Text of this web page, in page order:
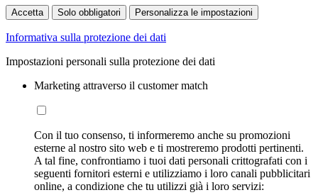
Accetta Solo obbligatori Personalizza le impostazioni
Informativa sulla protezione dei dati
Impostazioni personali sulla protezione dei dati
Marketing attraverso il customer match
Con il tuo consenso, ti informeremo anche su promozioni
esterne al nostro sito web e ti mostreremo prodotti pertinenti.
A tal fine, confrontiamo i tuoi dati personali crittografati con i
seguenti fornitori esterni e utilizziamo i loro canali pubblicitari
online, a condizione che tu utilizzi già i loro servizi: